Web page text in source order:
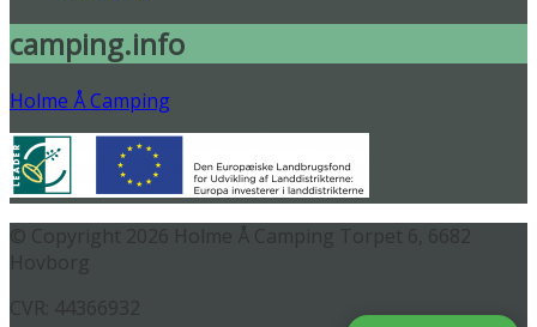
camping.info
Holme Å Camping
© Copyright 2026 Holme Å Camping
Torpet 6, 6682
Hovborg
CVR: 44366932